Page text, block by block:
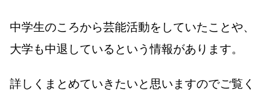
中学生のころから芸能活動をしていたことや、
大学も中退しているという情報があります。
詳しくまとめていきたいと思いますのでご覧く